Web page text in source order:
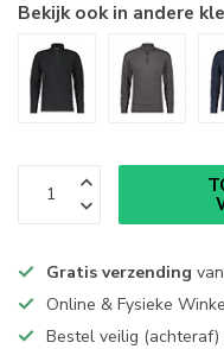
Bekijk ook in andere
Gratis verzending
Online & Fysieke
Bestel veilig